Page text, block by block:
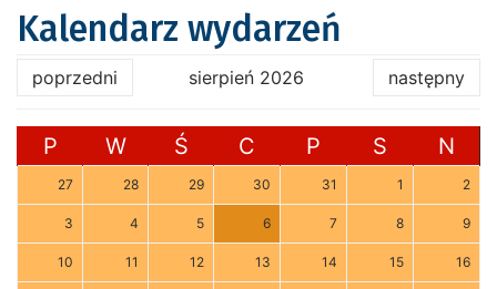
Kalendarz wydarzeń
poprzedni sierpień 2026 następny
P W Ś C P S N
27 28 29 30 31 1 2
3 4 5 6 7 8 9
10 11 12 13 14 15 16